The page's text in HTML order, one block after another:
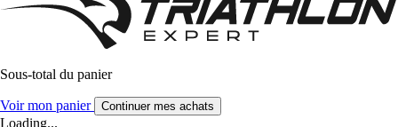
Sous-total du panier
Voir mon panier Continuer mes achats
Loading...